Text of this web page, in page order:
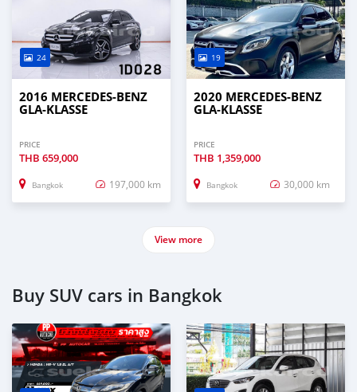
24
2016 MERCEDES-BENZ
GLA-KLASSE
PRICE
THB 659,000
Bangkok 197,000 km
19
2020 MERCEDES-BENZ
GLA-KLASSE
PRICE
THB 1,359,000
Bangkok 30,000 km
View more
Buy SUV cars in Bangkok